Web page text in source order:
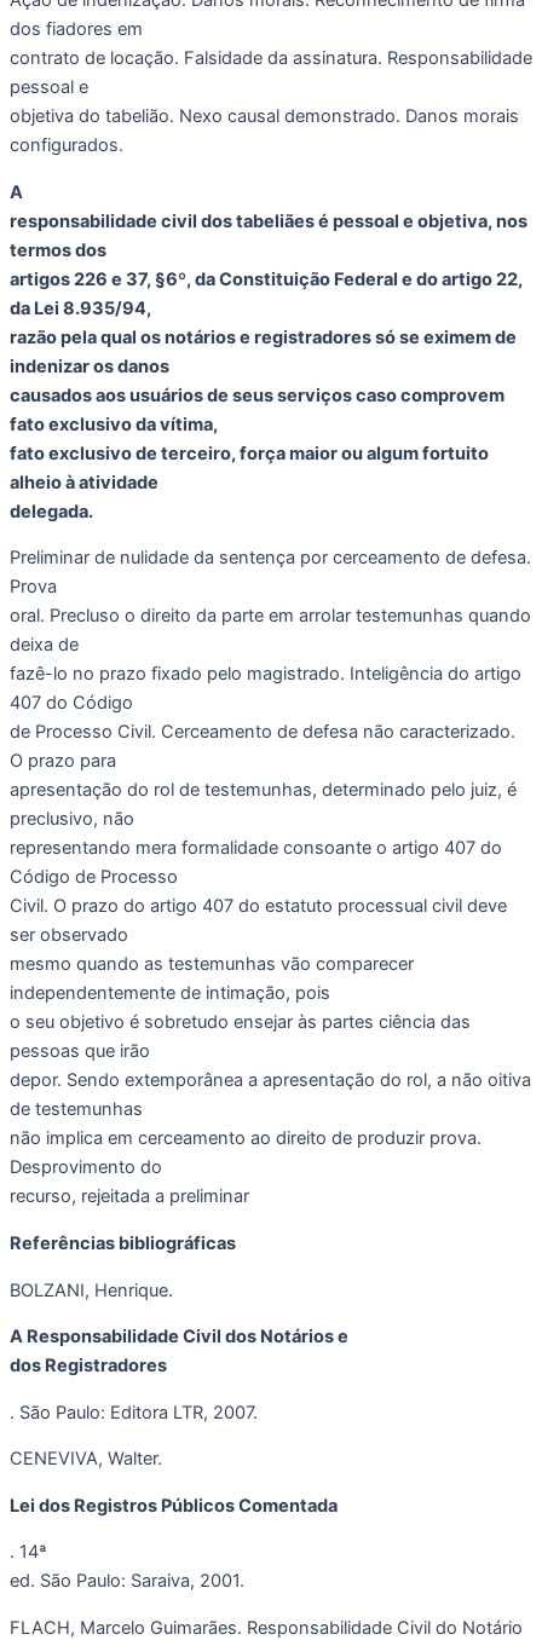
dos fiadores em
contrato de locação. Falsidade da assinatura. Responsabilidade
pessoal e
objetiva do tabelião. Nexo causal demonstrado. Danos morais
configurados.
A
responsabilidade civil dos tabeliães é pessoal e objetiva, nos
termos dos
artigos 226 e 37, §6º, da Constituição Federal e do artigo 22,
da Lei 8.935/94,
razão pela qual os notários e registradores só se eximem de
indenizar os danos
causados aos usuários de seus serviços caso comprovem
fato exclusivo da vítima,
fato exclusivo de terceiro, força maior ou algum fortuito
alheio à atividade
delegada.
Preliminar de nulidade da sentença por cerceamento de defesa.
Prova
oral. Precluso o direito da parte em arrolar testemunhas quando
deixa de
fazê-lo no prazo fixado pelo magistrado. Inteligência do artigo
407 do Código
de Processo Civil. Cerceamento de defesa não caracterizado.
O prazo para
apresentação do rol de testemunhas, determinado pelo juiz, é
preclusivo, não
representando mera formalidade consoante o artigo 407 do
Código de Processo
Civil. O prazo do artigo 407 do estatuto processual civil deve
ser observado
mesmo quando as testemunhas vão comparecer
independentemente de intimação, pois
o seu objetivo é sobretudo ensejar às partes ciência das
pessoas que irão
depor. Sendo extemporânea a apresentação do rol, a não oitiva
de testemunhas
não implica em cerceamento ao direito de produzir prova.
Desprovimento do
recurso, rejeitada a preliminar
Referências bibliográficas
BOLZANI, Henrique.
A Responsabilidade Civil dos Notários e
dos Registradores
. São Paulo: Editora LTR, 2007.
CENEVIVA, Walter.
Lei dos Registros Públicos Comentada
. 14ª
ed. São Paulo: Saraiva, 2001.
FLACH, Marcelo Guimarães. Responsabilidade Civil do Notário